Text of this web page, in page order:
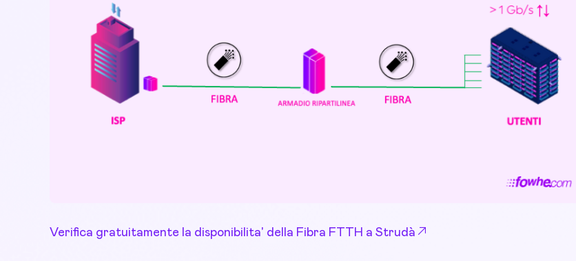
Verifica gratuitamente la disponibilita' della Fibra FTTH a Strudà